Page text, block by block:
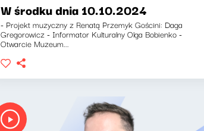
W środku dnia 10.10.2024
- Projekt muzyczny z Renatą Przemyk Gościni: Daga
Gregorowicz - Informator Kulturalny Olga Bobienko -
Otwarcie Muzeum...